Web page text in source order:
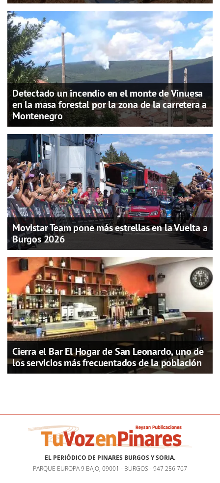
Detectado un incendio en el monte de Vinuesa
en la masa forestal por la zona de la carretera a
Montenegro
Movistar Team pone más estrellas en la Vuelta a
Burgos 2026
Cierra el Bar El Hogar de San Leonardo, uno de
los servicios más frecuentados de la población
EL PERIÓDICO DE PINARES BURGOS Y SORIA.
PARQUE EUROPA 9 BAJO, 09001 - BURGOS - 947 256 767